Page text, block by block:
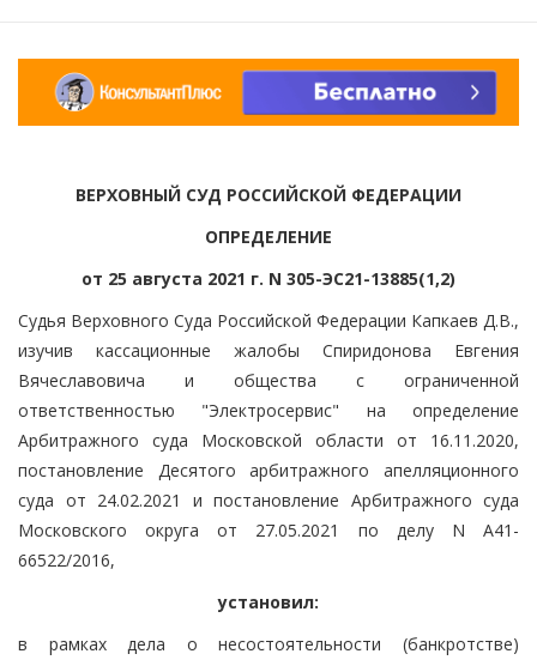
ВЕРХОВНЫЙ СУД РОССИЙСКОЙ ФЕДЕРАЦИИ
ОПРЕДЕЛЕНИЕ
от 25 августа 2021 г. N 305-ЭС21-13885(1,2)
Судья Верховного Суда Российской Федерации Капкаев Д.В.,
изучив кассационные жалобы Спиридонова Евгения
Вячеславовича и общества с ограниченной
ответственностью "Электросервис" на определение
Арбитражного суда Московской области от 16.11.2020,
постановление Десятого арбитражного апелляционного
суда от 24.02.2021 и постановление Арбитражного суда
Московского округа от 27.05.2021 по делу N А41-
66522/2016,
установил:
в рамках дела о несостоятельности (банкротстве)